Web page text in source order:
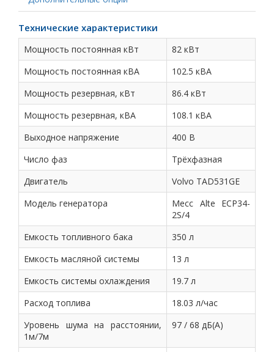
Технические характеристики
Мощность постоянная кВт
82 кВт
Мощность постоянная кВА
102.5 кВА
Мощность резервная, кВт
86.4 кВт
Мощность резервная, кВА
108.1 кВА
Выходное напряжение
400 В
Число фаз
Трёхфазная
Двигатель
Volvo TAD531GE
Модель генератора
Mecc Alte ECP34-
2S/4
Емкость топливного бака
350 л
Емкость масляной системы
13 л
Емкость системы охлаждения
19.7 л
Расход топлива
18.03 л/час
Уровень шума на расстоянии,
1м/7м
97 / 68 дБ(А)